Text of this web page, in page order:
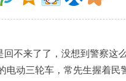
不来了了，没想到警察这
电动三轮车，常先生握着民